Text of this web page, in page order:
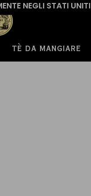
NEGLI STATI UNITI
TÈ DA MANGIARE